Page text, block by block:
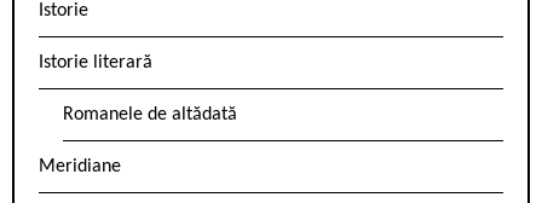
Istorie
Istorie literară
Romanele de altădată
Meridiane